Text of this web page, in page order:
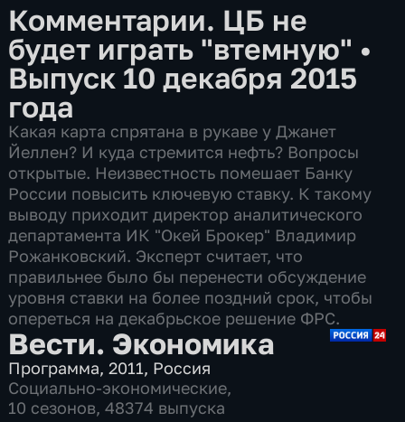
Комментарии. ЦБ не
будет играть "втемную" •
Выпуск 10 декабря 2015
года
Какая карта спрятана в рукаве у Джанет
Йеллен? И куда стремится нефть? Вопросы
открытые. Неизвестность помешает Банку
России повысить ключевую ставку. К такому
выводу приходит директор аналитического
департамента ИК "Окей Брокер" Владимир
Рожанковский. Эксперт считает, что
правильнее было бы перенести обсуждение
уровня ставки на более поздний срок, чтобы
опереться на декабрьское решение ФРС.
Вести. Экономика
Программа,2011, Россия
Социально-экономические,
10 сезонов, 48374 выпуска